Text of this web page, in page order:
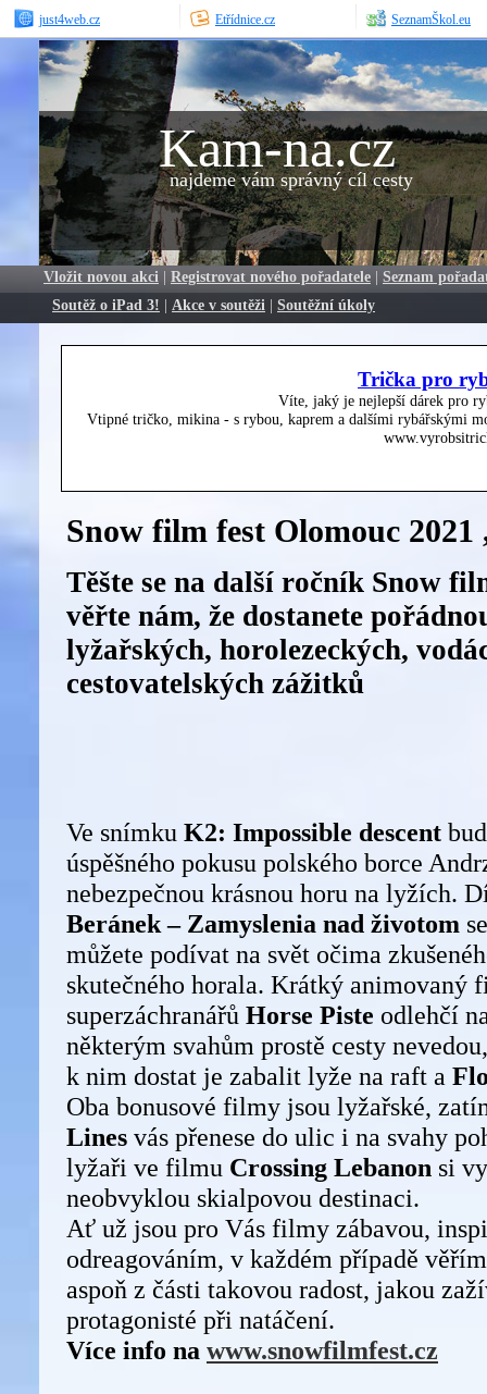
just4web.cz Etřídnice.cz SeznamŠkol.eu
Kam-na.cz
najdeme vám správný cíl cesty
Vložit novou akci | Registrovat nového pořadatele | Seznam
Soutěž o iPad 3! | Akce v soutěži | Soutěžní úkoly
Trička pro
Víte, jaký je nejlepší dárek pro
Vtipné tričko, mikina - s rybou, kaprem a dalšími rybářskými
Snow film fest Olomouc
Těšte se na další ročník Snow
věřte nám, že dostanete
lyžařských, horolezeckých,
cestovatelských zážitků
Ve snímku K2: Impossible descent
úspěšného pokusu polského borce
nebezpečnou krásnou horu na lyžích.
Beránek – Zamyslenia nad životom
můžete podívat na svět očima
skutečného horala. Krátký animovaný
superzáchranářů Horse Piste odlehčí
některým svahům prostě cesty
k nim dostat je zabalit lyže na raft a
Oba bonusové filmy jsou lyžařské,
Lines vás přenese do ulic i na svahy
lyžaři ve filmu Crossing Lebanon si
neobvyklou skialpovou destinaci.
Ať už jsou pro Vás filmy zábavou,
odreagováním, v každém případě
aspoň z části takovou radost, jakou
protagonisté při natáčení.
Více info na www.snowfilmfest.cz